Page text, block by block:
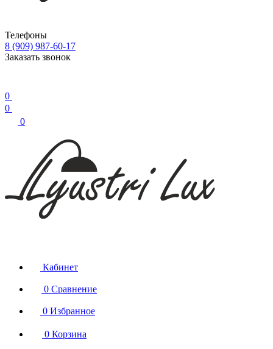
Телефоны
8 (909) 987-60-17
Заказать звонок
0
0
0
Кабинет
0 Сравнение
0 Избранное
0 Корзина